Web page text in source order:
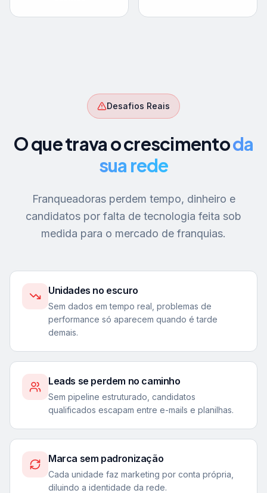
Desafios Reais
O que trava o crescimentoda
sua rede
Franqueadoras perdem tempo, dinheiro e
candidatos por falta de tecnologia feita sob
medida para o mercado de franquias.
Unidades no escuro
Sem dados em tempo real, problemas de
performance só aparecem quando é tarde
demais.
Leads se perdem no caminho
Sem pipeline estruturado, candidatos
qualificados escapam entre e-mails e planilhas.
Marca sem padronização
Cada unidade faz marketing por conta própria,
diluindo a identidade da rede.